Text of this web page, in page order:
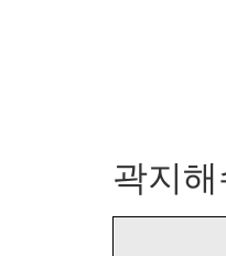
곽지